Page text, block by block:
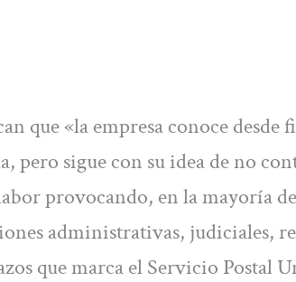
que «la empresa conoce desde
pero sigue con su idea de no
provocando, en la mayoría
administrativas, judiciales,
que marca el Servicio Postal